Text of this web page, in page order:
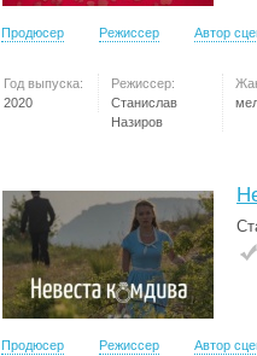
Продюсер Режиссер Автор
Год выпуска:
2020
Режиссер:
Станислав
Назиров
Продюсер Режиссер Автор